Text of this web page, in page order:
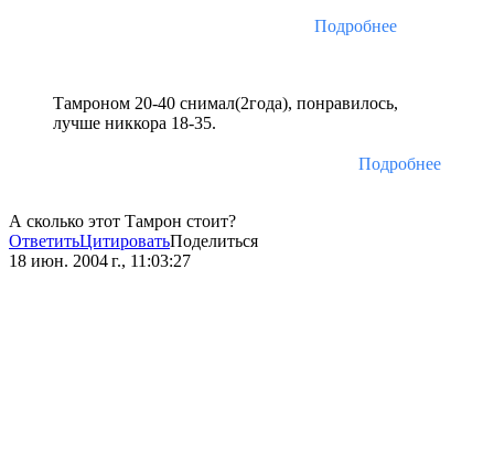
Подробнее
Тамроном 20-40 снимал(2года), понравилось,
лучше никкора 18-35.
Подробнее
А сколько этот Тамрон стоит?
ОтветитьЦитироватьПоделиться
18 июн. 2004 г., 11:03:27